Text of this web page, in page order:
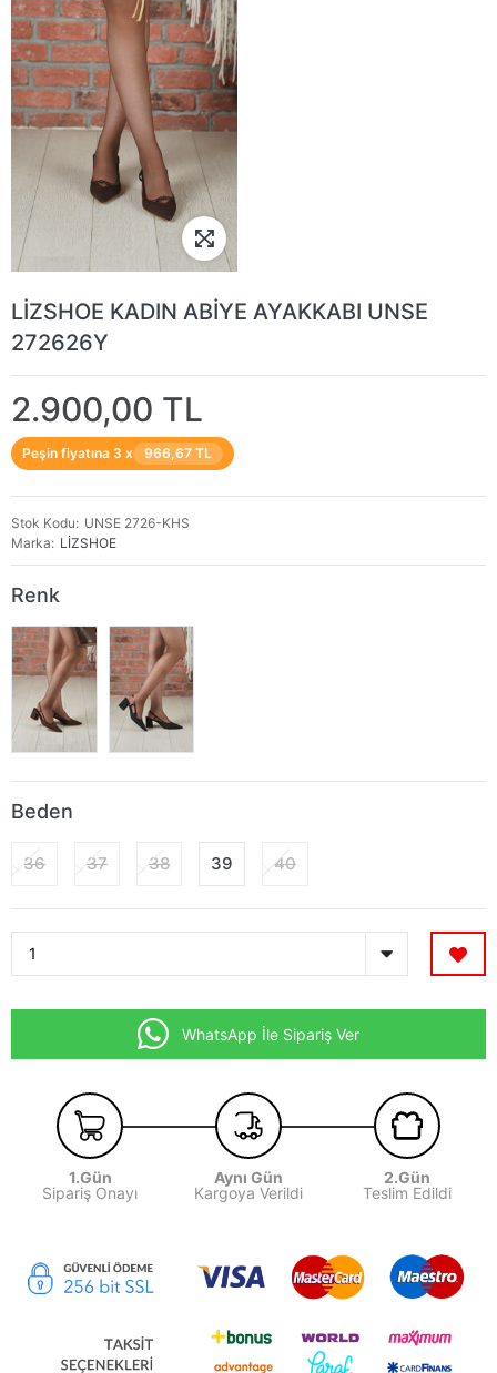
LİZSHOE KADIN ABİYE AYAKKABI UNSE
272626Y
2.900,00 TL
Peşin fiyatına 3 x 966,67 TL
Stok Kodu
UNSE 2726-KHS
Marka
LİZSHOE
Renk
Beden
36 37 38 39 40
WhatsApp İle Sipariş Ver
1.Gün
Sipariş Onayı
Aynı Gün
Kargoya Verildi
2.Gün
Teslim Edildi